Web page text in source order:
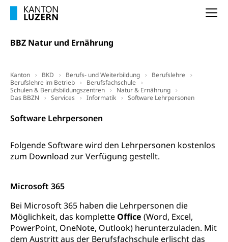
BBZ Natur und Ernährung
Kanton BKD Berufs- und Weiterbildung
Berufslehre
Berufslehre im Betrieb
Berufsfachschule
Schulen & Berufsbildungszentren
Natur & Ernährung
Das BBZN
Services Informatik Software Lehrpersonen
Software Lehrpersonen
Folgende Software wird den Lehrpersonen kostenlos
zum Download zur Verfügung gestellt.
Microsoft 365
Bei Microsoft 365 haben die Lehrpersonen die
Möglichkeit, das kompletteOffice (Word, Excel,
PowerPoint, OneNote, Outlook) herunterzuladen. Mit
dem Austritt aus der Berufsfachschule erlischt das
LUPK - Luzerner Pensionskasse
Bildung und Forschung
Wissenschaftsförderung
Wissenschaft, Forschung, Entwicklung, Projekte
Pilotprojekte Klima
Innovative Projekte Landwirtschaft und
Projektförderung Universität Luzern unilu
Erwachsenenbildung und Weiterbildung
Umschulung, zweiter Bildungsweg,
Nachdiplomstudium, Zusatzlehre, Höhere
Neuorientierung, Grundkompetenzen,
Berufsberatung, Standortbestimmung,
Studienberatung, Beratung und Unterstützung,
Bildungsgutscheine Grundkompetenzen
Bildung & Berufsabschluss für Erwachsene
Berufliche Grundbildung
Lehre, Berufsfachschule, Lehrbetrieb, Lehrvertrag,
Berufsberatung, Qualifikationsverfahren,
Berufswahl & Berufsberatung, Schnupperlehre und
Lehrstellensuche, Berufsmaturität,